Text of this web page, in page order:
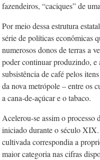
fazendeiros, “caciques” de
Por meio dessa estrutura
série de políticas econômicas
numerosos donos de terras a
poder continuar produzindo, e
subsistência de café pelos
da nova metrópole – entre os
a cana-de-açúcar e o tabaco.
Acelerou-se assim o processo
iniciado durante o século
cultivada correspondia a
maior categoria nas cifras